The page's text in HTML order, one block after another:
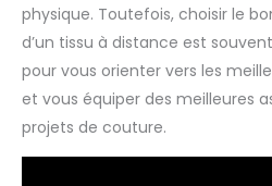
physique. Toutefois, choisir le
d’un tissu à distance est
pour vous orienter vers les
et vous équiper des meilleures
projets de couture.